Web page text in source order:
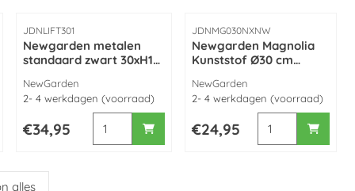
Buiten Bloempot
Multicolor
voor Faralay Play portable luidspreker LED multicolor, wireless
Artikelnummer
JDNLIFT301
Newgarden metalen
standaard zwart 30xH101
Merk:
NewGarden
2- 4 werkdagen (voorraad)
Prijs: 34,95
€34,95 Aantal kiezen voor Newgarden metalen
Artikelnummer
JDNMG030NXNW
Newgarden Magnolia
Kunststof Ø30 cm
Buiten Bloempot
Merk:
NewGarden
2- 4 werkdagen (voorraad)
Prijs: 24,95
€24,95 Aantal kiezen
alles